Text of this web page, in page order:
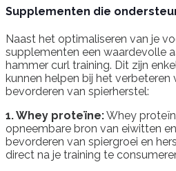
Supplementen die
Naast het optimaliseren van je
supplementen een waardevolle
hammer curl training. Dit zijn
kunnen helpen bij het verbeteren
bevorderen van spierherstel:
1. Whey proteïne:Whey
opneembare bron van eiwitten
bevorderen van spiergroei en
direct na je training te